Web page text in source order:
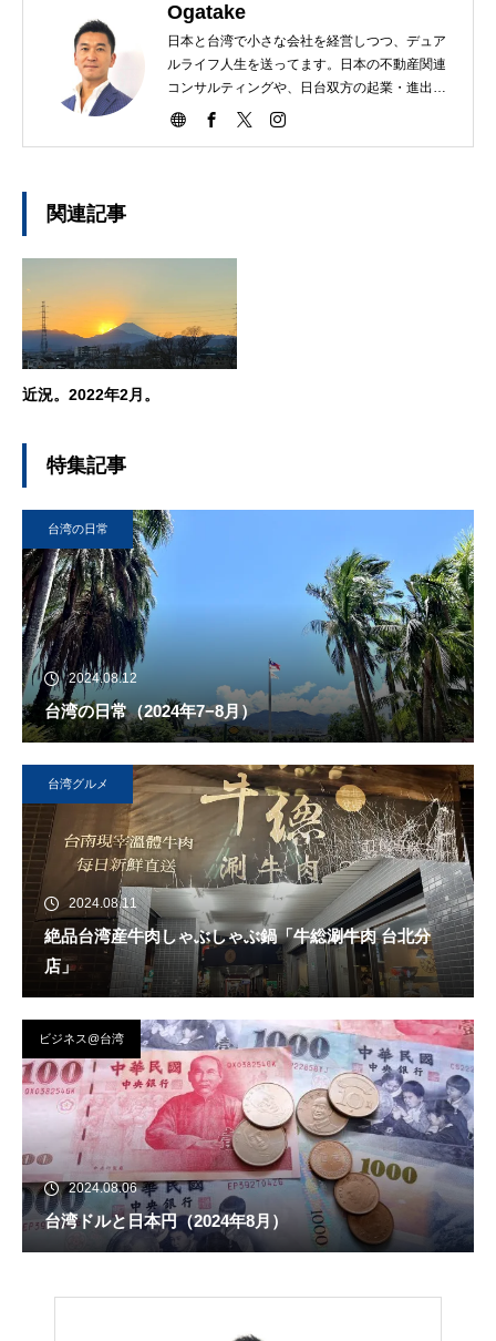
Ogatake
日本と台湾で小さな会社を経営しつつ、デュア
ルライフ人生を送ってます。日本の不動産関連
コンサルティングや、日台双方の起業・進出支
援などもやってます。それ以外もなんやかんや
関連記事
近況。2022年2月。
特集記事
台湾の日常
2024.08.12
台湾の日常（2024年7−8月）
台湾グルメ
2024.08.11
絶品台湾産牛肉しゃぶしゃぶ鍋「牛総涮牛肉 台北分
店」
ビジネス@台湾
2024.08.06
台湾ドルと日本円（2024年8月）